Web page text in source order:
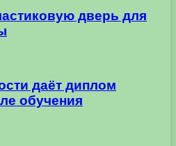
дверь для
даёт диплом
обучения